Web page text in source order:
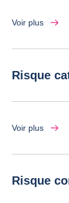
Voir plus
Risque
Voir plus
Risque